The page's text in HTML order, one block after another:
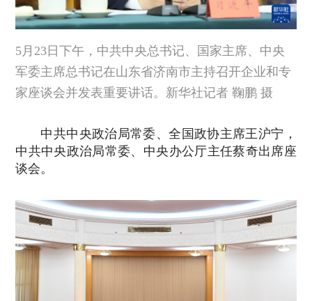
5月23日下午，中共中央总书记、国家主席、中央
军委主席总书记在山东省济南市主持召开企业和专
家座谈会并发表重要讲话。新华社记者 鞠鹏 摄
中共中央政治局常委、全国政协主席王沪宁，
中共中央政治局常委、中央办公厅主任蔡奇出席座
谈会。